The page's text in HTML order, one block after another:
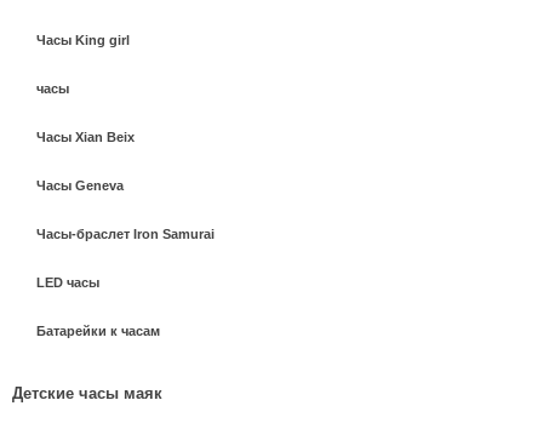
Часы King girl
часы
Часы Xian Beix
Часы Geneva
Часы-браслет Iron Samurai
LED часы
Батарейки к часам
Детские часы маяк